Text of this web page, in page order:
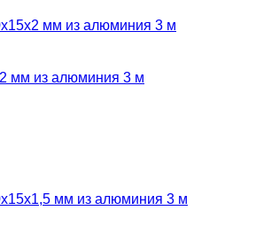
мм из алюминия 3 м